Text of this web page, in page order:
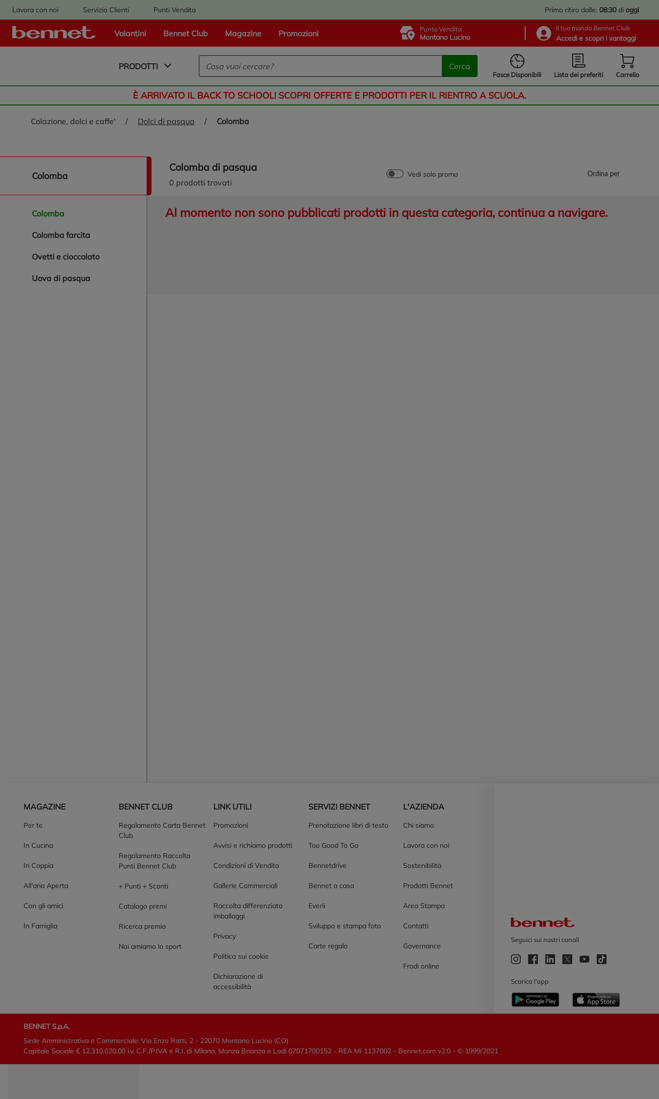
Lavora con noi Servizio Clienti Punti Vendita Primo ritiro dalle: 08:30 di oggi
Volantini Bennet Club Magazine Promozioni Punto Vendita
Montano Lucino
Il tuo mondo Bennet Club
Accedi e scopri i vantaggi
Logo Bennet - Torna alla homepage
PRODOTTI Cerca
Fasce Disponibili Lista dei preferiti Carrello
È ARRIVATO IL BACK TO SCHOOL! SCOPRI OFFERTE E PRODOTTI PER IL RIENTRO A SCUOLA.
colazione, dolci e caffe' / dolci di pasqua / colomba
naviga/filtra colomba
colomba
colomba
colomba farcita
ovetti e cioccolato
uova di pasqua
colomba di pasqua
0 prodotti trovati
Vedi solo promo Ordina per
Al momento non sono pubblicati prodotti in questa categoria, continua a navigare.
MAGAZINE
Per te
In Cucina
In Coppia
All'aria Aperta
Con gli amici
In Famiglia
BENNET CLUB
Regolamento Carta Bennet
Club
Regolamento Raccolta
Punti Bennet Club
+ Punti + Sconti
Catalogo premi
Ricerca premio
Noi amiamo lo sport
LINK UTILI
Promozioni
Avvisi e richiamo prodotti
Condizioni di Vendita
Gallerie Commerciali
Raccolta differenziata
imballaggi
Privacy
Politica sui cookie
Dichiarazione di
accessibilità
SERVIZI BENNET
Prenotazione libri di testo
Too Good To Go
Bennetdrive
Bennet a casa
Everli
Sviluppo e stampa foto
Carte regalo
L'AZIENDA
Chi siamo
Lavora con noi
Sostenibilità
Prodotti Bennet
Area Stampa
Contatti
Governance
Frodi online
Seguici sui nostri canali
Scarica l'app
BENNET S.p.A.
Sede Amministrativa e Commerciale: Via Enzo Ratti, 2 - 22070 Montano Lucino (CO)
Capitale Sociale € 12.310.020,00 i.v. C.F./P.IVA e R.I. di Milano, Monza Brianza e Lodi 07071700152 - REA MI 1137002 - Bennet.com v2.0 - © 1999/2021